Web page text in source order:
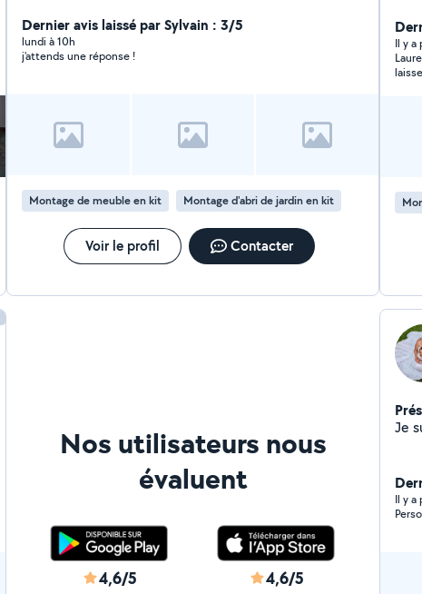
Dernier avis laissé par Sylvain : 3/5
lundi à 10h
j'attends une réponse !
Montage de meuble en kit Montage d'abri de jardin en kit
Voir le profil Contacter
Il y a
Nos utilisateurs nous
évaluent
4,6/5 4,6/5
Je
Il y a